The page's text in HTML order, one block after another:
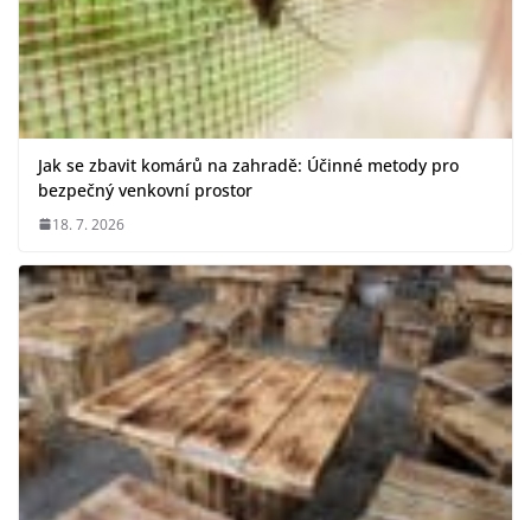
Jak se zbavit komárů na zahradě: Účinné metody pro
bezpečný venkovní prostor
18. 7. 2026